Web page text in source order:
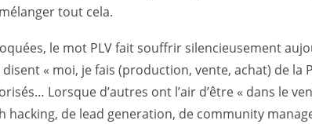
tout cela.
le mot PLV fait souffrir silencieusement
« moi, je fais (production, vente, achat) de la
Lorsque d’autres ont l’air d’être « dans le
hacking, de lead generation, de community